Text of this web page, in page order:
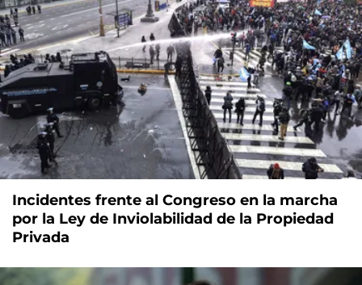
Incidentes frente al Congreso en la marcha
por la Ley de Inviolabilidad de la Propiedad
Privada